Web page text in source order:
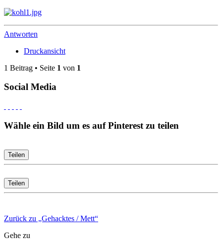
Antworten
Druckansicht
1 Beitrag • Seite 1 von 1
Social Media
Wähle ein Bild um es auf Pinterest zu teilen
Teilen
Teilen
Zurück zu „Gehacktes / Mett“
Gehe zu